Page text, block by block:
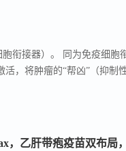
衔接器）。 同为免疫细胞
，将肿瘤的“帮凶”（抑制
，乙肝带疱疫苗双布局